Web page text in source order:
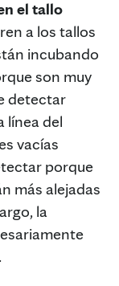
el tallo
a los tallos
incubando
son muy
detectar
línea del
vacías
porque
más alejadas
la